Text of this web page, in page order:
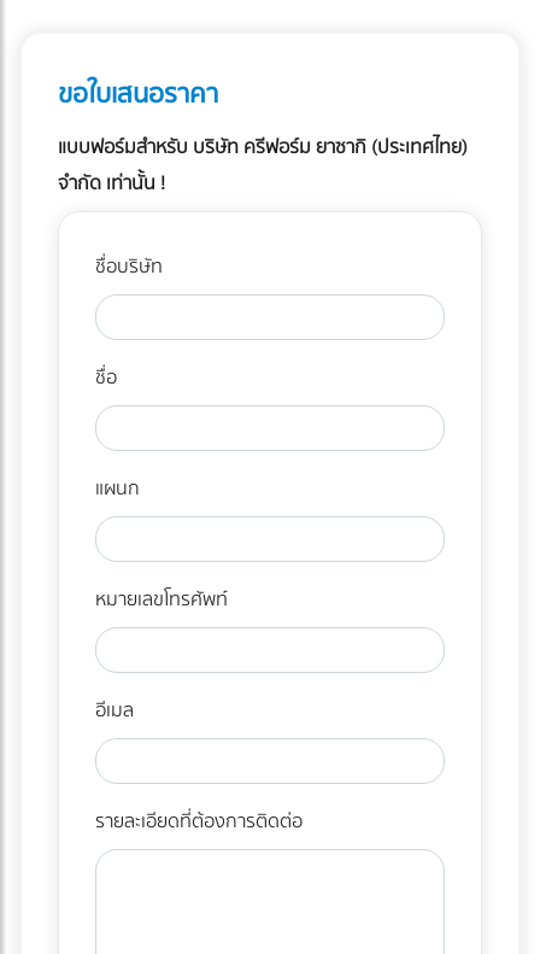
ขอใบเสนอราคา
แบบฟอร์มสำหรับ บริษัท ครีฟอร์ม ยาซากิ (ประเทศไทย)
จำกัด เท่านั้น !
ชื่อบริษัท
ชื่อ
แผนก
หมายเลขโทรศัพท์
อีเมล
รายละเอียดที่ต้องการติดต่อ